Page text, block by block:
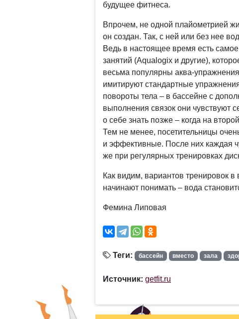
будущее фитнеса.
Впрочем, не одной плайометрией
он создан. Так, с ней или без нее
Ведь в настоящее время есть
занятий (Aqualogix и другие),
весьма популярны аква-
имитируют стандартные
повороты тела – в бассейне с
выполнения связок они чувствуют
о себе знать позже – когда на
Тем не менее, посетительницы
и эффективные. После них каждая
же при регулярных тренировках
Как видим, вариантов тренировок
начинают понимать – вода
Фемина Липовая
Теги: бассейн вместо зала
Источник: getfit.ru